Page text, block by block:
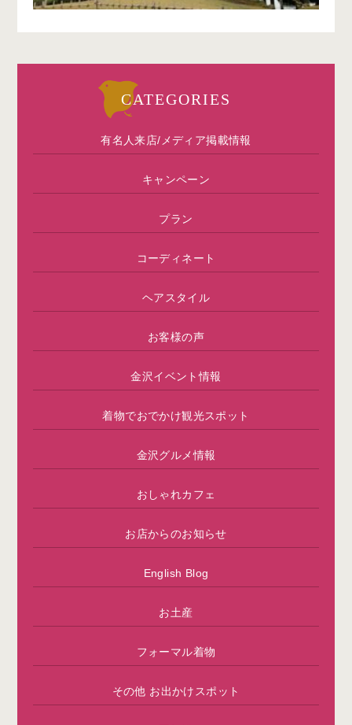
CATEGORIES
有名人来店/メディア掲載情報
キャンペーン
プラン
コーディネート
ヘアスタイル
お客様の声
金沢イベント情報
着物でおでかけ観光スポット
金沢グルメ情報
おしゃれカフェ
お店からのお知らせ
English Blog
お土産
フォーマル着物
その他 お出かけスポット